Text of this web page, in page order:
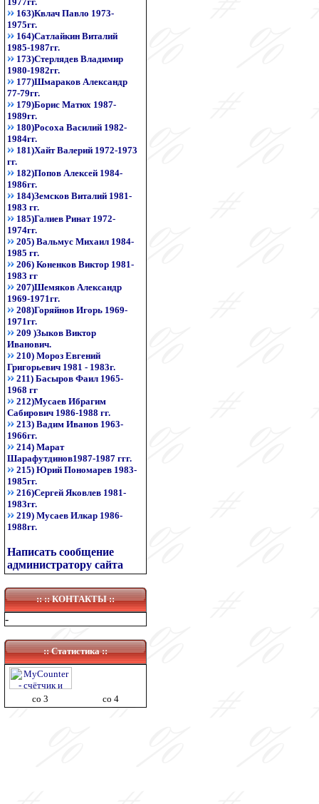
163)Квлач Павло 1973-
1975гг.
164)Сатлайкин Виталий
1985-1987гг.
173)Стерлядев Владимир
1980-1982гг.
177)Шмараков Александр
77-79гг.
179)Борис Матюх 1987-
1989гг.
180)Росоха Василий 1982-
1984гг.
181)Хайт Валерий 1972-1973
гг.
182)Попов Алексей 1984-
1986гг.
184)Земсков Виталий 1981-
1983 гг.
185)Галиев Ринат 1972-
1974гг.
205) Вальмус Михаил 1984-
1985 гг.
206) Коненков Виктор 1981-
1983 гг
207)Шемяков Александр
1969-1971гг.
208)Горяйнов Игорь 1969-
1971гг.
209 )Зыков Виктор
Иванович.
210) Мороз Евгений
Григорьевич 1981 - 1983г.
211) Басыров Фаил 1965-
1968 гг
212)Мусаев Ибрагим
Сабирович 1986-1988 гг.
213) Вадим Иванов 1963-
1966гг.
214) Марат
Шарафутдинов1987-1987 ггг.
215) Юрий Пономарев 1983-
1985гг.
216)Сергей Яковлев 1981-
1983гг.
219) Мусаев Илкар 1986-
1988гг.
Написать сообщение
администратору сайта
:: ::КОНТАКТЫ::
-
:: Статистика ::
co 3 co 4